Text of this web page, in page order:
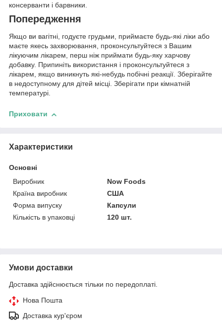
консерванти і барвники.
Попередження
Якщо ви вагітні, годуєте грудьми, приймаєте будь-які ліки або
маєте якесь захворювання, проконсультуйтеся з Вашим
лікуючим лікарем, перш ніж приймати будь-яку харчову
добавку. Припиніть використання і проконсультуйтеся з
лікарем, якщо виникнуть які-небудь побічні реакції. Зберігайте
в недоступному для дітей місці. Зберігати при кімнатній
температурі.
Приховати
Характеристики
Основні
Виробник
Now Foods
Країна виробник
США
Форма випуску
Капсули
Кількість в упаковці
120 шт.
Умови доставки
Доставка здійснюється тільки по передоплаті.
Нова Пошта
Доставка кур'єром